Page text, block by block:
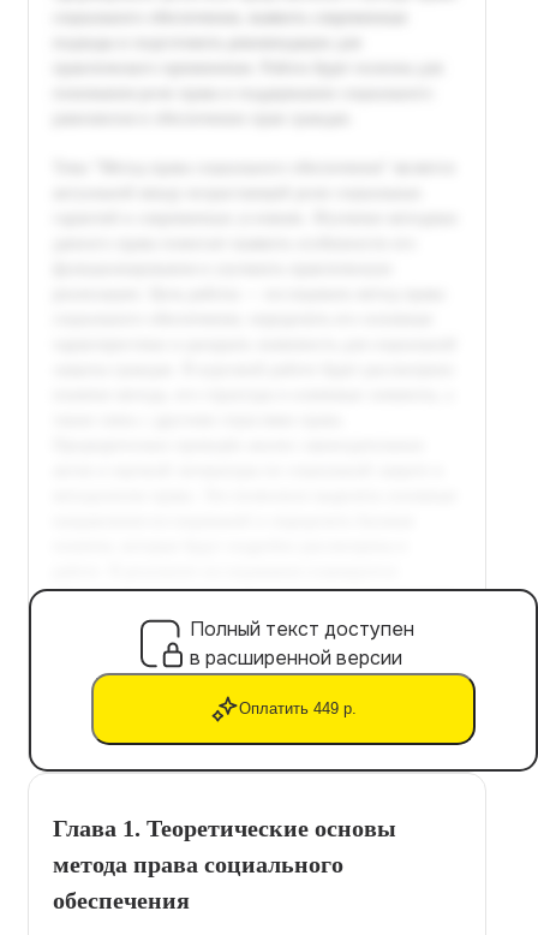
Полный текст доступен
в расширенной версии
Оплатить 449 р.
Глава 1. Теоретические основы
метода права социального
обеспечения